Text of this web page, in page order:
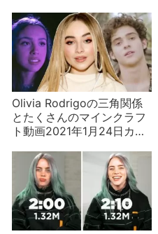
日アメリカ急上昇ランキン
グ
Olivia Rodrigoの三角関係
とたくさんのマインクラフ
ト動画2021年1月24日カナ